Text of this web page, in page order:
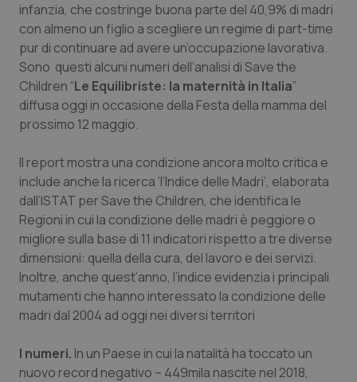
Marche
Molise
Piemonte
Provincia Autonoma di Trento
Puglia
Sardegna
Sicilia
Toscana
Donna & Salute
Epatiti
HIV
Ipertensione & Scompenso
Malattie rare
Malattia di Crohn & Rettocolite Ulcerosa
Neuroscienze & patologie neurodegenerative
Obesità
infanzia, che costringe buona parte del 40,9% di madri
con almeno un figlio a scegliere un regime di part-time
pur di continuare ad avere un’occupazione lavorativa.
Sono questi alcuni numeri dell’analisi diSave the
Children “Le Equilibriste: la maternità in Italia”
diffusa oggi in occasione della Festa della mamma del
prossimo 12 maggio.
Il report mostra una condizione ancora molto critica e
include anche la ricerca ‘l’Indice delle Madri’, elaborata
dall’ISTAT per Save the Children, che identifica le
Regioni in cui la condizione delle madri è peggiore o
migliore sulla base di 11 indicatori rispetto a tre diverse
dimensioni: quella della cura, del lavoro e dei servizi.
Inoltre, anche quest’anno, l’indice evidenzia i principali
mutamenti che hanno interessato la condizione delle
madri dal 2004 ad oggi nei diversi territori
I numeri. In un Paese in cui la natalità ha toccato un
nuovo record negativo – 449mila nascite nel 2018,